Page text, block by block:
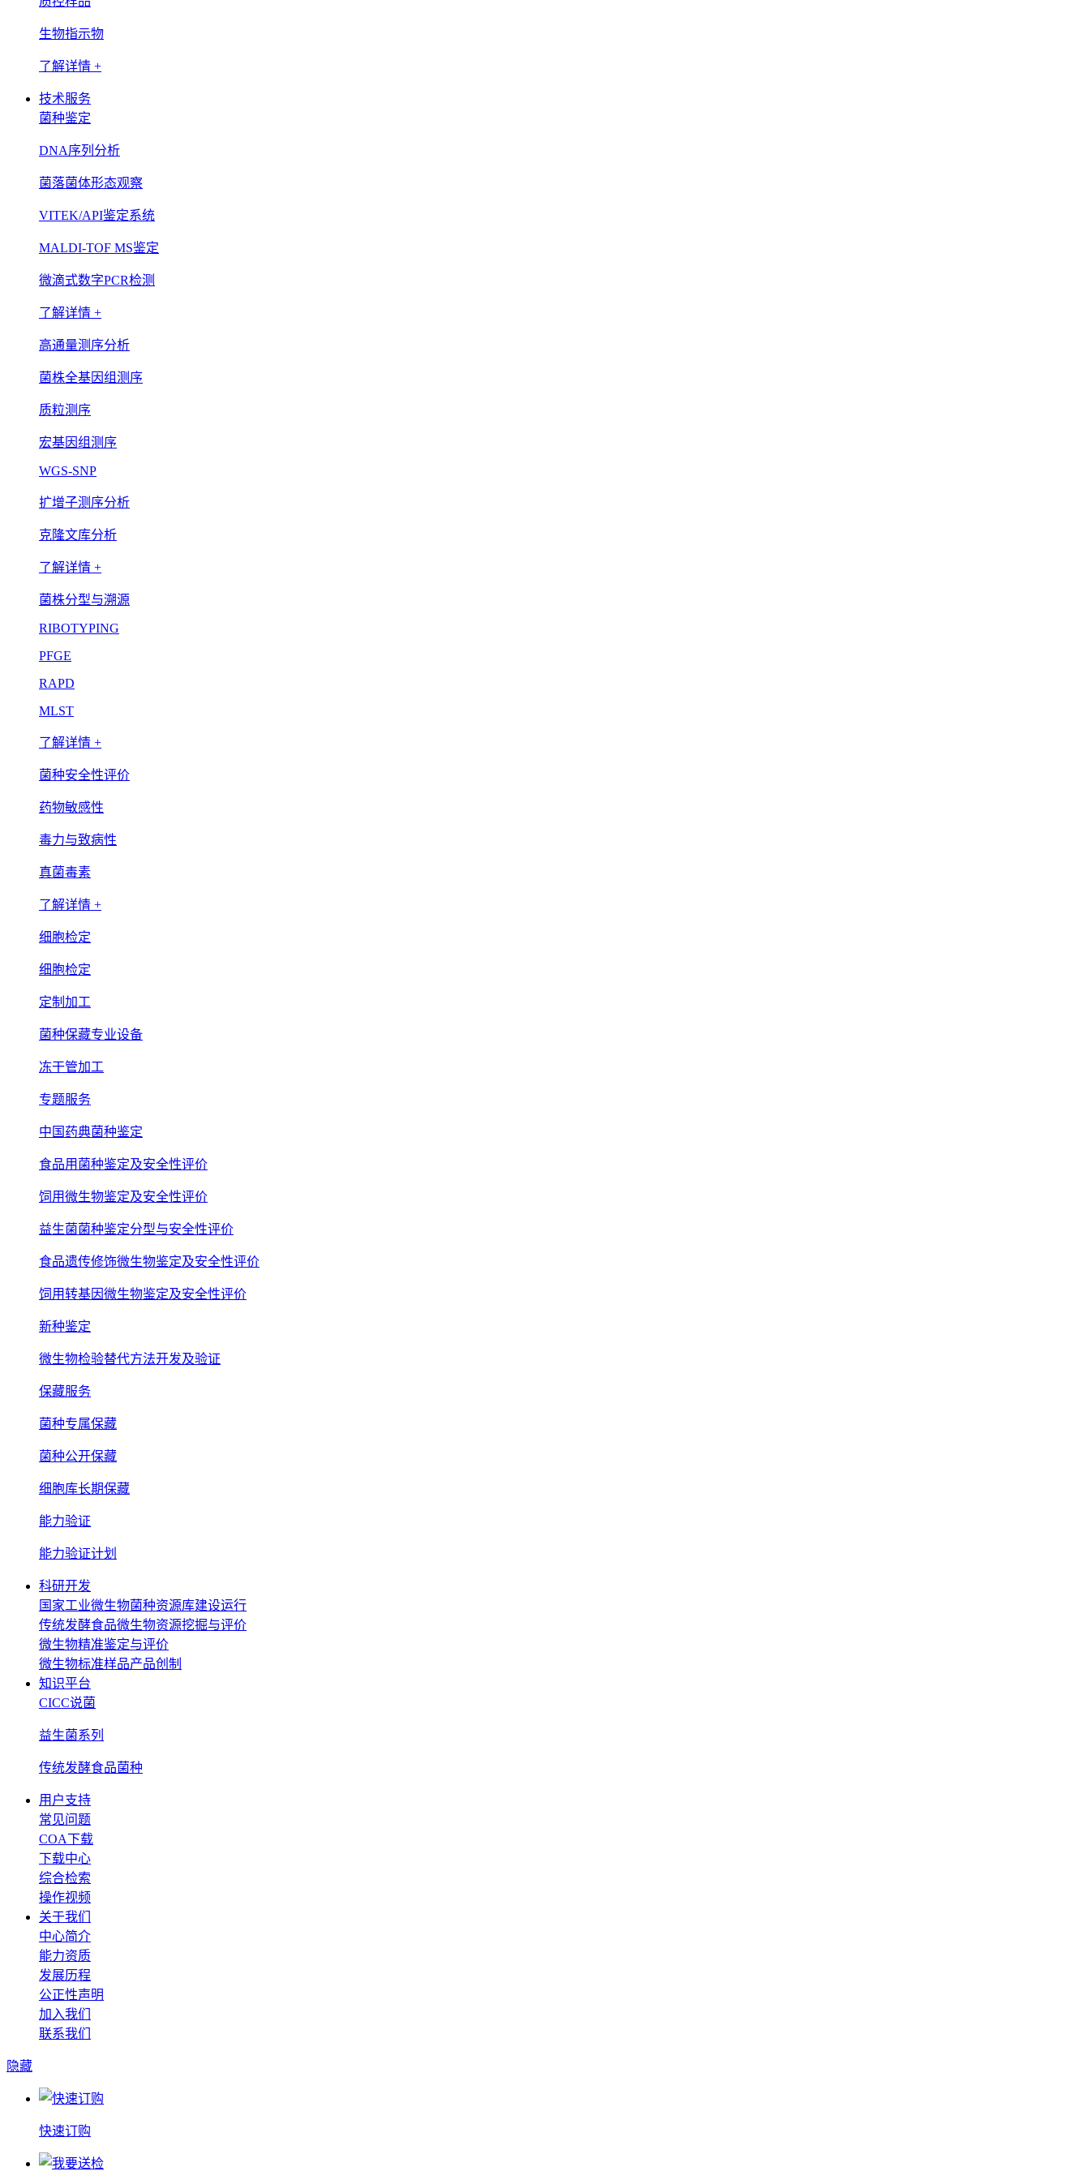
生物指示物
了解详情 +
技术服务
菌种鉴定
DNA序列分析
菌落菌体形态观察
VITEK/API鉴定系统
MALDI-TOF MS鉴定
微滴式数字PCR检测
了解详情 +
高通量测序分析
菌株全基因组测序
质粒测序
宏基因组测序
WGS-SNP
扩增子测序分析
克隆文库分析
了解详情 +
菌株分型与溯源
RIBOTYPING
PFGE
RAPD
MLST
了解详情 +
菌种安全性评价
药物敏感性
毒力与致病性
真菌毒素
了解详情 +
细胞检定
细胞检定
定制加工
菌种保藏专业设备
冻干管加工
专题服务
中国药典菌种鉴定
食品用菌种鉴定及安全性评价
饲用微生物鉴定及安全性评价
益生菌菌种鉴定分型与安全性评价
食品遗传修饰微生物鉴定及安全性评价
饲用转基因微生物鉴定及安全性评价
新种鉴定
微生物检验替代方法开发及验证
保藏服务
菌种专属保藏
菌种公开保藏
细胞库长期保藏
能力验证
能力验证计划
科研开发
国家工业微生物菌种资源库建设运行
传统发酵食品微生物资源挖掘与评价
微生物精准鉴定与评价
微生物标准样品产品创制
知识平台
CICC说菌
益生菌系列
传统发酵食品菌种
用户支持
常见问题
COA下载
下载中心
综合检索
操作视频
关于我们
中心简介
能力资质
发展历程
公正性声明
加入我们
联系我们
隐藏
快速订购